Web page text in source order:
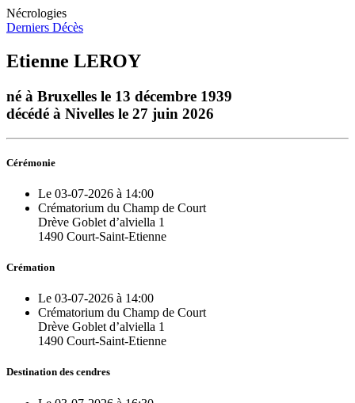
Nécrologies
Derniers Décès
Etienne LEROY
né à Bruxelles le 13 décembre 1939
décédé à Nivelles le 27 juin 2026
Cérémonie
Le 03-07-2026 à 14:00
Crématorium du Champ de Court
Drève Goblet d’alviella 1
1490 Court-Saint-Etienne
Crémation
Le 03-07-2026 à 14:00
Crématorium du Champ de Court
Drève Goblet d’alviella 1
1490 Court-Saint-Etienne
Destination des cendres